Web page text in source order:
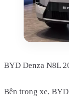
BYD Denza N8L
Bên trong xe,